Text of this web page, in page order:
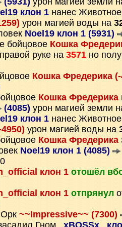
клон 1 нанес
урон магией воды на
Noel19 клон 1 (5931)
бойцовое Кошка
руке на 3571 но
Кошка Фредерика
Кошка Фредерика
(4085) урон магией земли
клон 1 нанес
4950) урон магией воды на
Кошка Фредерика
Noel19 клон 1 (4085)
клон 1 отошёл
клон 1 отпрянул
~~Impressive~~ (7300)
Гном
_xBOSSx_